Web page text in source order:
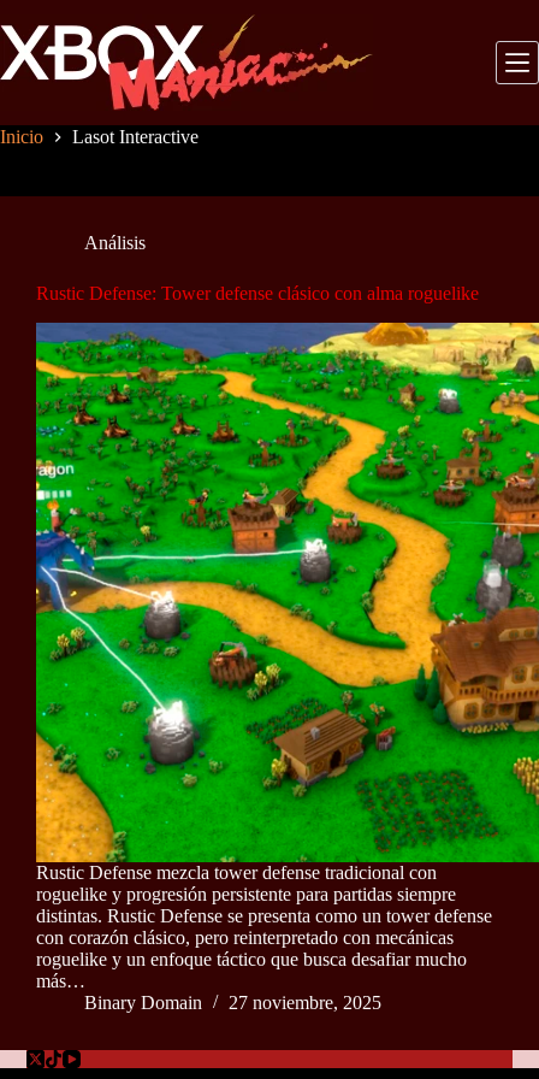
al
contenido
Inicio Lasot Interactive
Análisis
Rustic Defense: Tower defense clásico con alma roguelike
Rustic Defense mezcla tower defense tradicional con
roguelike y progresión persistente para partidas siempre
distintas. Rustic Defense se presenta como un tower defense
con corazón clásico, pero reinterpretado con mecánicas
roguelike y un enfoque táctico que busca desafiar mucho
más…
Binary Domain
27 noviembre, 2025